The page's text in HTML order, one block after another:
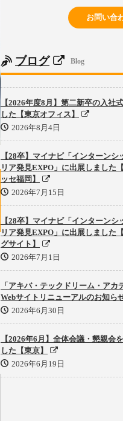
お問い合
ブログ Blog
【2026年度8月】第二新卒の入社
した【東京オフィス】
2026年8月4日
【28卒】マイナビ「インターンシ
リア発見EXPO」に出展しました
ッセ福岡】
2026年7月15日
【28卒】マイナビ「インターンシ
リア発見EXPO」に出展しました
グサイト】
2026年7月1日
「アキバ・テックドリーム・アカ
Webサイトリニューアルのお知ら
2026年6月30日
【2026年6月】全体会議・懇親会
した【東京】
2026年6月19日